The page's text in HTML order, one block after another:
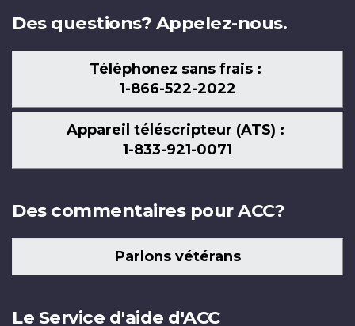
Des questions? Appelez-nous.
Téléphonez sans frais :
1-866-522-2022
Appareil téléscripteur (ATS) :
1-833-921-0071
Des commentaires pour ACC?
Parlons vétérans
Le Service d'aide d'ACC